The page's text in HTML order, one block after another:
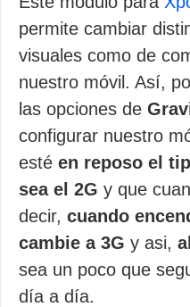
permite cambiar
visuales como de
nuestro móvil. Así,
las opciones de
configurar nuestro
esté en reposo el
sea el 2G y que
decir, cuando
cambie a 3G y asi,
sea un poco que
día a día.